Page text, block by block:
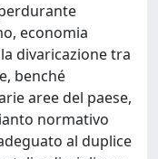
economia
divaricazione tra
benché
aree del paese,
normativo
al duplice